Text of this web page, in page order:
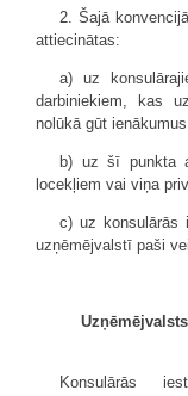
2. Šajā
attiecinātas:
a) uz
darbiniekiem, kas
nolūkā gūt
b) uz šī punkta
locekļiem vai viņa
c) uz konsulārās
uzņēmējvalstī paši
Konsulārās